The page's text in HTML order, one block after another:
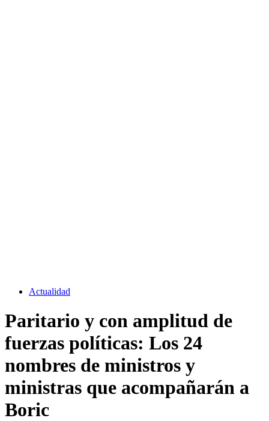
Actualidad
Paritario y con amplitud de
fuerzas políticas: Los 24
nombres de ministros y
ministras que acompañarán a
Boric